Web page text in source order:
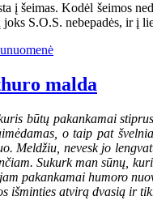
į šeimas. Kodėl šeimos
S.O.S. nebepadės, ir į
malda
būtų pakankamai
o taip pat
Meldžiu, nevesk jo
Sukurk man sūnų,
pakankamai humoro
išminties atvirą dvasią ir